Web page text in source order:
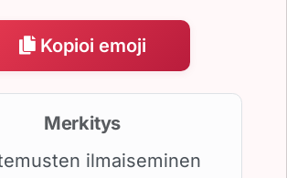
Kopioi emoji
Merkitys
ilmaiseminen